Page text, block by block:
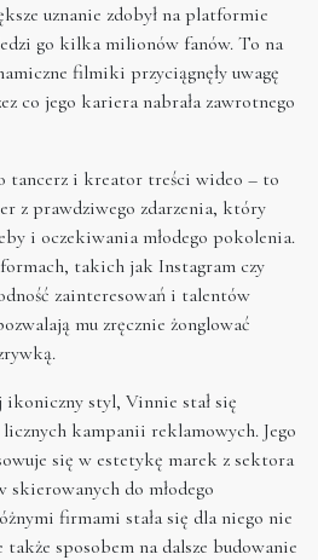
uznanie zdobył na platformie
go kilka milionów fanów. To na
filmiki przyciągnęły uwagę
co jego kariera nabrała zawrotnego
i kreator treści wideo – to
z prawdziwego zdarzenia, który
i oczekiwania młodego pokolenia.
takich jak Instagram czy
zainteresowań i talentów
mu zręcznie żonglować
ikoniczny styl, Vinnie stał się
kampanii reklamowych. Jego
się w estetykę marek z sektora
do młodego
firmami stała się dla niego nie
sposobem na dalsze budowanie